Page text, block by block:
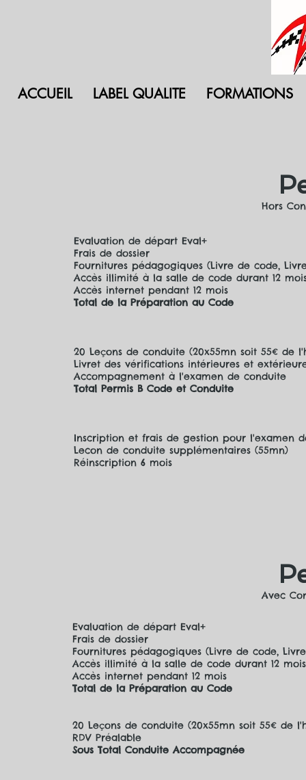
ACCUEIL LABEL QUALITE FORMATIONS
Hors
Evaluation de départ Eval+
Frais de dossier
Fournitures pédagogiques (Livre de code,
Accès illimité à la salle de code durant 12
Accès internet pendant 12 mois
Total de la Préparation au Code
20 Leçons de conduite
Livret des vérifications
Accompagnement à
Total Permis B Code et Conduite
Inscription et frais de gestion pour l'examen
Lecon de conduite supplémentaires (55mn)
Réinscription 6 mois
Avec
Evaluation de départ Eval+
Frais de dossier
Fournitures pédagogiques (Livre de code,
Accès illimité à la salle de code durant 12
Accès internet pendant 12 mois
Total de la Préparation au Code
20 Leçons de conduite
RDV Préalable
Sous Total Conduite Accompagnée